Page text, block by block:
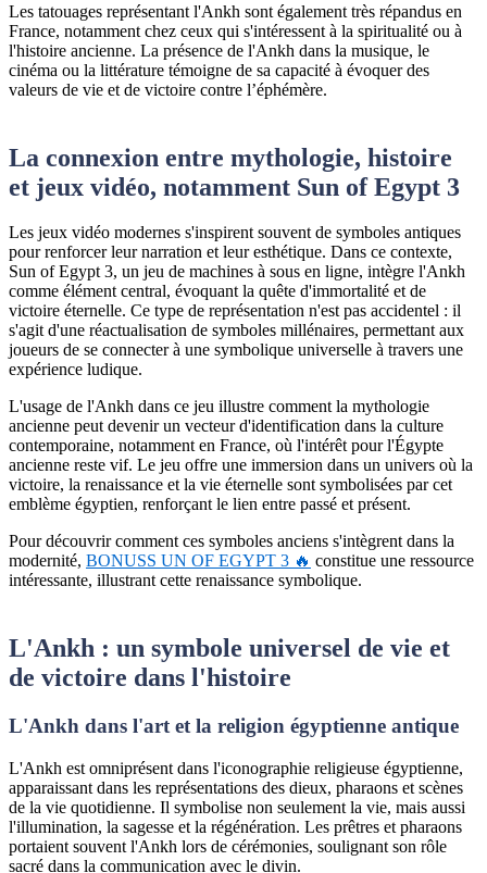
Les tatouages représentant l'Ankh sont également très répandus en
France, notamment chez ceux qui s'intéressent à la spiritualité ou à
l'histoire ancienne. La présence de l'Ankh dans la musique, le
cinéma ou la littérature témoigne de sa capacité à évoquer des
valeurs de vie et de victoire contre l’éphémère.
La connexion entre mythologie, histoire
et jeux vidéo, notamment Sun of Egypt 3
Les jeux vidéo modernes s'inspirent souvent de symboles antiques
pour renforcer leur narration et leur esthétique. Dans ce contexte,
Sun of Egypt 3, un jeu de machines à sous en ligne, intègre l'Ankh
comme élément central, évoquant la quête d'immortalité et de
victoire éternelle. Ce type de représentation n'est pas accidentel : il
s'agit d'une réactualisation de symboles millénaires, permettant aux
joueurs de se connecter à une symbolique universelle à travers une
expérience ludique.
L'usage de l'Ankh dans ce jeu illustre comment la mythologie
ancienne peut devenir un vecteur d'identification dans la culture
contemporaine, notamment en France, où l'intérêt pour l'Égypte
ancienne reste vif. Le jeu offre une immersion dans un univers où la
victoire, la renaissance et la vie éternelle sont symbolisées par cet
emblème égyptien, renforçant le lien entre passé et présent.
Pour découvrir comment ces symboles anciens s'intègrent dans la
modernité, BONUSS UN OF EGYPT 3 🔥 constitue une ressource
intéressante, illustrant cette renaissance symbolique.
L'Ankh : un symbole universel de vie et
de victoire dans l'histoire
L'Ankh dans l'art et la religion égyptienne antique
L'Ankh est omniprésent dans l'iconographie religieuse égyptienne,
apparaissant dans les représentations des dieux, pharaons et scènes
de la vie quotidienne. Il symbolise non seulement la vie, mais aussi
l'illumination, la sagesse et la régénération. Les prêtres et pharaons
portaient souvent l'Ankh lors de cérémonies, soulignant son rôle
sacré dans la communication avec le divin.